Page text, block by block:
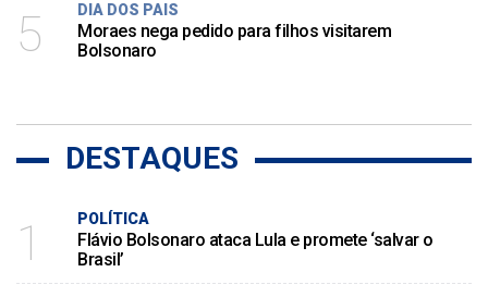
5 DIA DOS PAIS
Moraes nega pedido para filhos visitarem
Bolsonaro
DESTAQUES
1 POLÍTICA
Flávio Bolsonaro ataca Lula e promete ‘salvar o
Brasil’